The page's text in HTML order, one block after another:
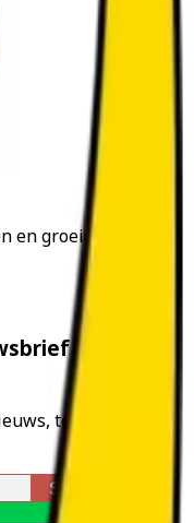
en groeien met 's
Tool
tools en open